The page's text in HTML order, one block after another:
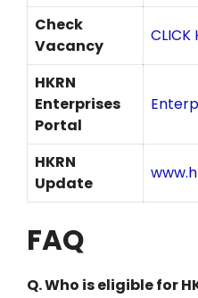
Check
Vacancy
CLICK
HKRN
Enterprises
Portal
HKRN
Update
FAQ
Q.Who is eligible for